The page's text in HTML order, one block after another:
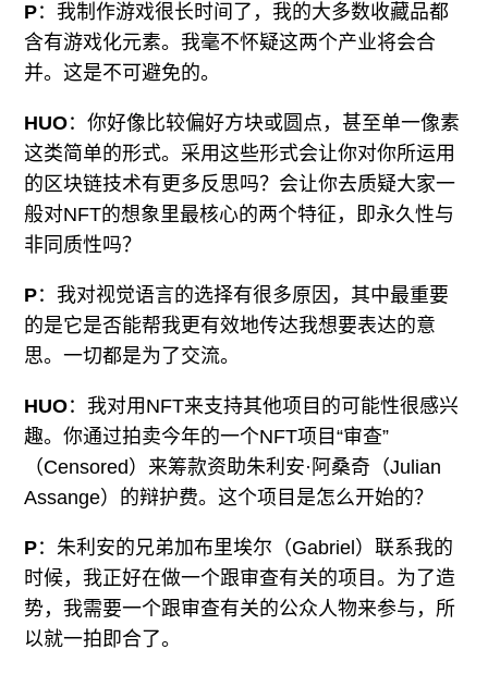
P：我制作游戏很长时间了，我的大多数收藏品都
含有游戏化元素。我毫不怀疑这两个产业将会合
并。这是不可避免的。
HUO：你好像比较偏好方块或圆点，甚至单一像素
这类简单的形式。采用这些形式会让你对你所运用
的区块链技术有更多反思吗？会让你去质疑大家一
般对NFT的想象里最核心的两个特征，即永久性与
非同质性吗？
P：我对视觉语言的选择有很多原因，其中最重要
的是它是否能帮我更有效地传达我想要表达的意
思。一切都是为了交流。
HUO：我对用NFT来支持其他项目的可能性很感兴
趣。你通过拍卖今年的一个NFT项目“审查”
（Censored）来筹款资助朱利安·阿桑奇（Julian
Assange）的辩护费。这个项目是怎么开始的？
P：朱利安的兄弟加布里埃尔（Gabriel）联系我的
时候，我正好在做一个跟审查有关的项目。为了造
势，我需要一个跟审查有关的公众人物来参与，所
以就一拍即合了。